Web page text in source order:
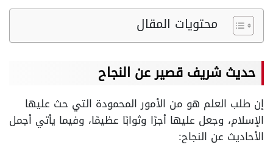
محتويات المقال
حديث شريف قصير عن النجاح
إن طلب العلم هو من الأمور المحمودة التي حث عليها
الإسلام، وجعل عليها أجرًا وثوابًا عظيمًا، وفيما يأتي أجمل
الأحاديث عن النجاح: